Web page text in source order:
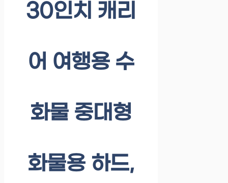
30인치 캐리
어 여행용 수
화물 중대형
화물용 하드,